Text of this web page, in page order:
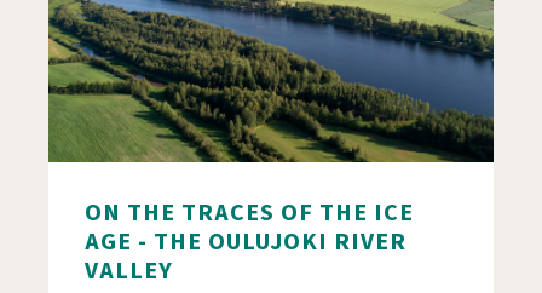
ON THE TRACES OF THE ICE
AGE - THE OULUJOKI RIVER
VALLEY